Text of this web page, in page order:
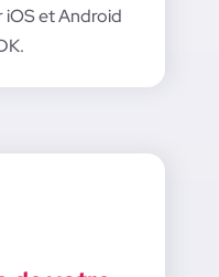
iOS et Android